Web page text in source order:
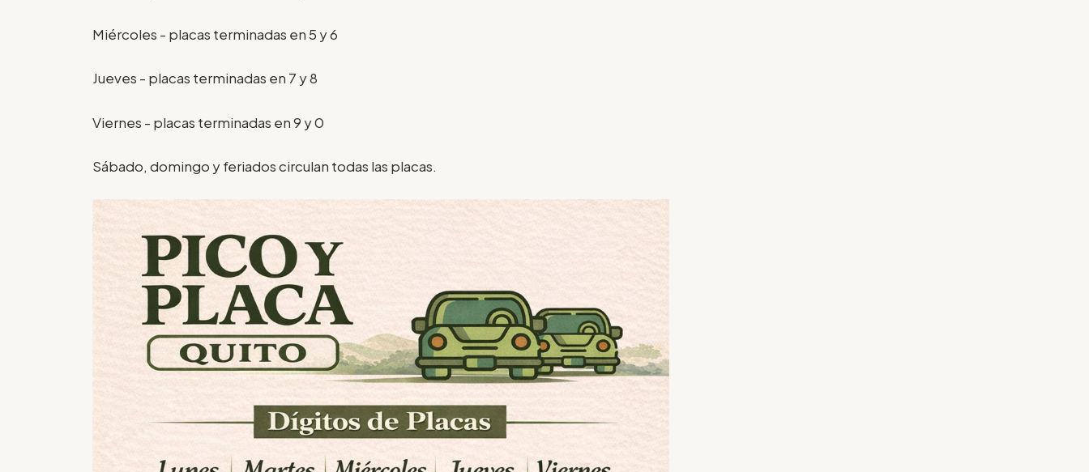
Miércoles - placas terminadas en 5 y 6
Jueves - placas terminadas en 7 y 8
Viernes - placas terminadas en 9 y 0
Sábado, domingo y feriados circulan todas las placas.